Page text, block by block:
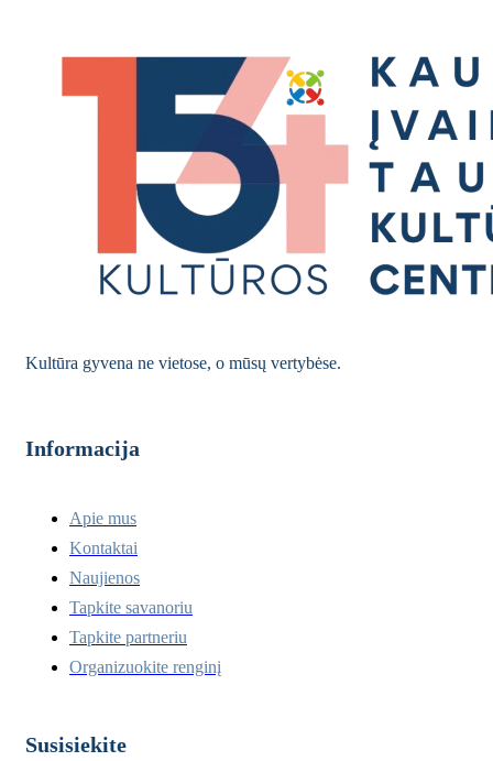
Kultūra gyvena ne vietose, o mūsų vertybėse.
Informacija
Apie mus
Kontaktai
Naujienos
Tapkite savanoriu
Tapkite partneriu
Organizuokite renginį
Susisiekite